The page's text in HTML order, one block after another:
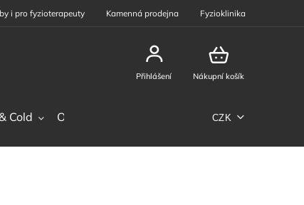
i pro fyzioterapeuty Kamenná prodejna Fyzioklinika
Nákupní košík
Přihlášení
CZK
Cold Ostatní sortiment Sportovní